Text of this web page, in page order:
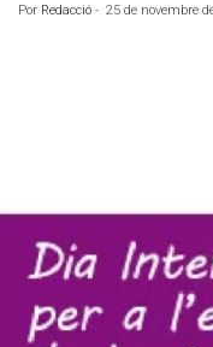
Por Redacció - 25 de novembre